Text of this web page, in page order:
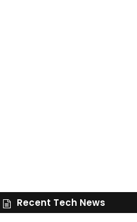
Recent Tech News